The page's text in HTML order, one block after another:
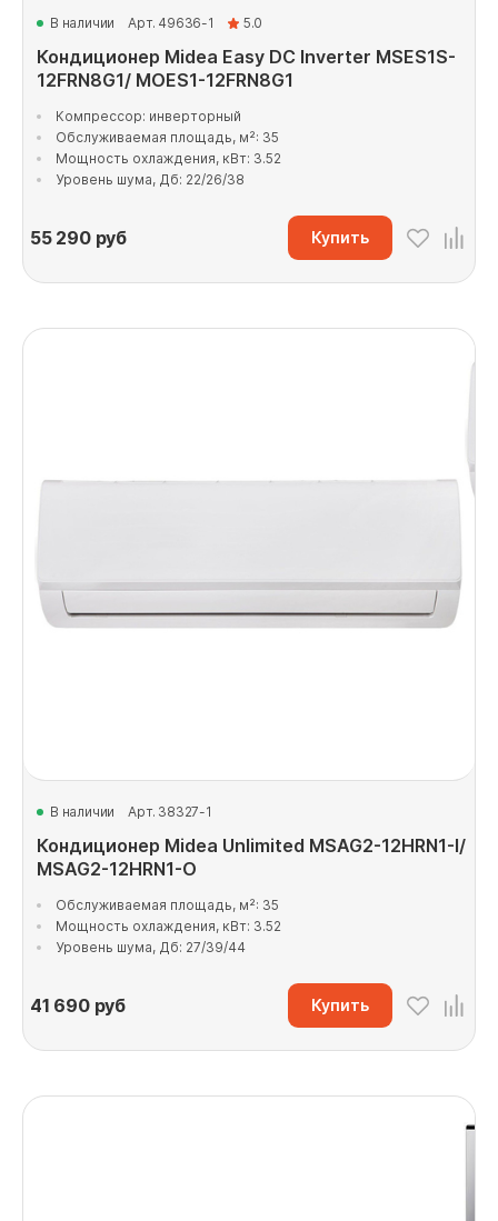
В наличии Арт. 49636-1 5.0
Кондиционер Midea Easy DC Inverter MSES1S-
12FRN8G1/ MOES1-12FRN8G1
Компрессор: инверторный
Обслуживаемая площадь, м²: 35
Мощность охлаждения, кВт: 3.52
Уровень шума, Дб: 22/26/38
55 290руб Купить
В наличии Арт. 38327-1
Кондиционер Midea Unlimited MSAG2-12HRN1-I/
MSAG2-12HRN1-O
Обслуживаемая площадь, м²: 35
Мощность охлаждения, кВт: 3.52
Уровень шума, Дб: 27/39/44
41 690руб Купить